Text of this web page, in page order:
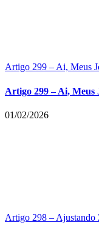
Artigo 299 – Ai, Meus
Artigo 299 – Ai, Meus
01/02/2026
Artigo 298 – Ajustando